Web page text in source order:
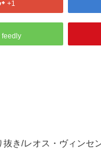
+1
feedly
き/レオス・ヴィンセ